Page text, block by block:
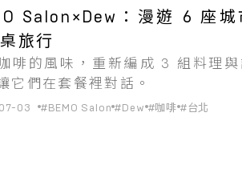
Salon×Dew：漫遊 6 座城
旅行
啡的風味，重新編成 3 組料理
它們在套餐裡對話。
03 #BEMO Salon #Dew #咖啡 #台北